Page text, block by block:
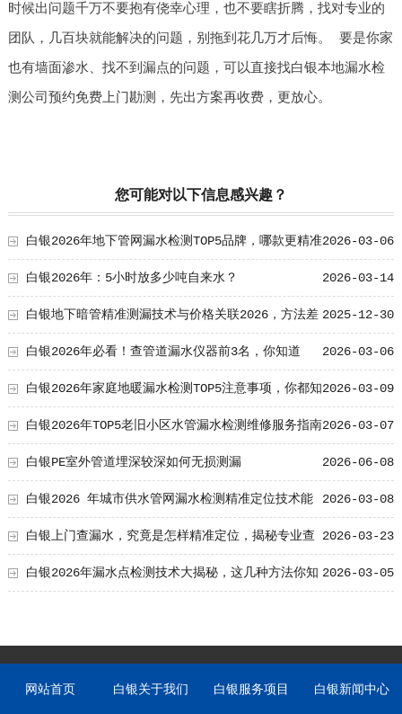
时候出问题千万不要抱有侥幸心理，也不要瞎折腾，找对专业的
团队，几百块就能解决的问题，别拖到花几万才后悔。 要是你家
也有墙面渗水、找不到漏点的问题，可以直接找白银本地漏水检
测公司预约免费上门勘测，先出方案再收费，更放心。
您可能对以下信息感兴趣？
2026-03-06
白银2026年地下管网漏水检测TOP5品牌，哪款更精准
高效？ 2026-03-14
白银2026年：5小时放多少吨自来水？
2025-12-30
白银地下暗管精准测漏技术与价格关联2026，方法差
异解析 2026-03-06
白银2026年必看！查管道漏水仪器前3名，你知道
吗？ 2026-03-09
白银2026年家庭地暖漏水检测TOP5注意事项，你都知
道吗？ 2026-03-07
白银2026年TOP5老旧小区水管漏水检测维修服务指南
2026-06-08
白银PE室外管道埋深较深如何无损测漏
2026-03-08
白银2026 年城市供水管网漏水检测精准定位技术能
排第几？ 2026-03-23
白银上门查漏水，究竟是怎样精准定位，揭秘专业查
漏背后的秘诀！ 2026-03-05
白银2026年漏水点检测技术大揭秘，这几种方法你知
网站首页 白银关于我们 白银服务项目 白银新闻中心